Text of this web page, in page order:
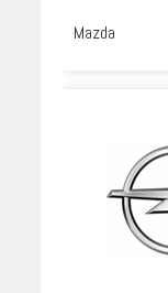
Mazda